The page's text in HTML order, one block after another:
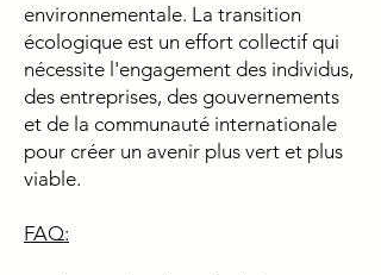
environnementale. La transition
écologique est un effort collectif qui
nécessite l'engagement des individus,
des entreprises, des gouvernements
et de la communauté internationale
pour créer un avenir plus vert et plus
viable.
FAQ: